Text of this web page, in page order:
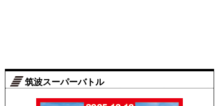
筑波スーパーバトル